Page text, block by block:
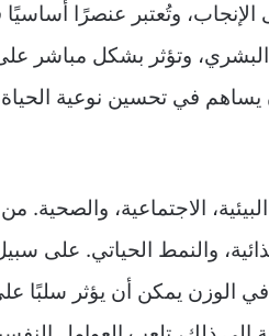
الإنجاب، وتُعتبر عنصرًا
البشري، وتؤثر بشكل مباشر
في تحسين نوعية
الاجتماعية، والصحية.
والنمط الحياتي. على
في الوزن يمكن أن يؤثر سلبًا